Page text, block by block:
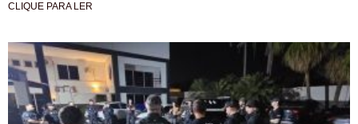
CLIQUE PARA LER